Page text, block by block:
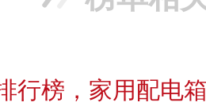
行榜，家用配电